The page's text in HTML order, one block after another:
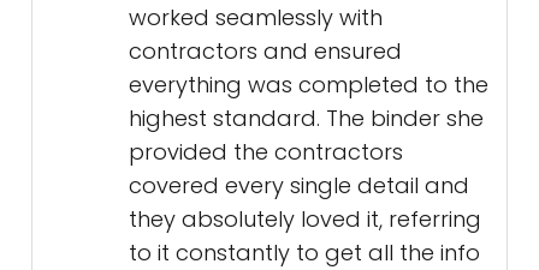
worked seamlessly with
contractors and ensured
everything was completed to the
highest standard. The binder she
provided the contractors
covered every single detail and
they absolutely loved it, referring
to it constantly to get all the info